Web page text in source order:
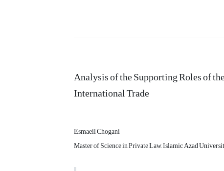
Analysis of the Supporting Roles of
International Trade
Esmaeil Chogani
Master of Science in Private Law, Islamic Azad